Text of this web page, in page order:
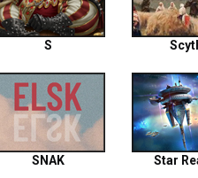
S
SNAK Star